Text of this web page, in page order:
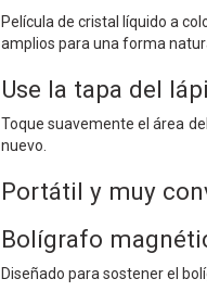
Película de cristal líquido a
amplios para una forma
Use la tapa del
Toque suavemente el área
nuevo.
Portátil y muy
Bolígrafo
Diseñado para sostener el